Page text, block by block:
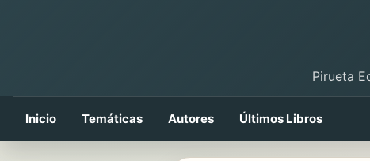
Pirueta
Inicio Temáticas Autores Últimos Libros